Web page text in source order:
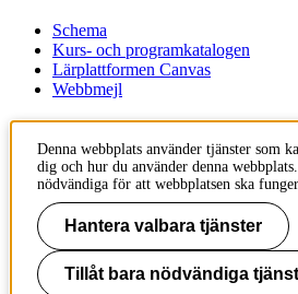
Schema
Kurs- och programkatalogen
Lärplattformen Canvas
Webbmejl
KTH
100 44 Stockholm
+46 8 790 60 00
Kontakta KTH
Jobba på KTH
Denna webbplats använder tjänster som
dig och hur du använder denna
nödvändiga för att webbplatsen ska
Hantera valbara tjänster
Tillåt bara nödvändiga